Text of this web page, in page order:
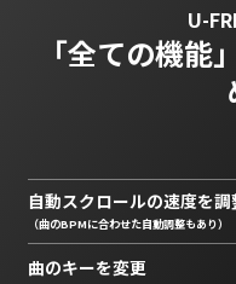
U-
「全ての機能
自動スクロールの速度を調
（曲のBPMに合わせた自動調整もあり）
曲のキーを変更